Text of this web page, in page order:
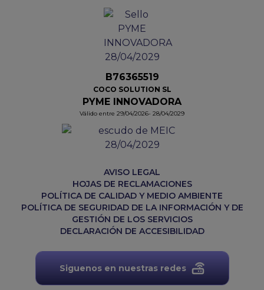
B76365519
COCO SOLUTION SL
PYME INNOVADORA
Válido entre 29/04/2026- 28/04/2029
AVISO LEGAL
HOJAS DE RECLAMACIONES
POLÍTICA DE CALIDAD Y MEDIO AMBIENTE
POLÍTICA DE SEGURIDAD DE LA INFORMACIÓN Y DE
GESTIÓN DE LOS SERVICIOS
DECLARACIÓN DE ACCESIBILIDAD
Siguenos en nuestras redes